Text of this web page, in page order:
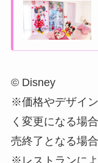
© Disney
※価格やデザイ
く変更になる場
売終了となる場
※レストランに